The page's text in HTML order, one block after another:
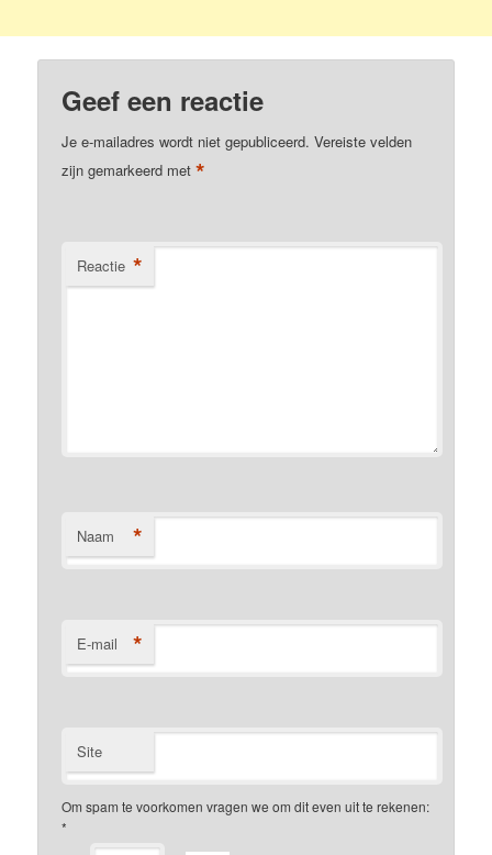
Geef een reactie
Je e-mailadres wordt niet gepubliceerd. Vereiste velden
zijn gemarkeerd met*
Reactie *
Naam *
E-mail *
Site
Om spam te voorkomen vragen we om dit even uit te rekenen:
*